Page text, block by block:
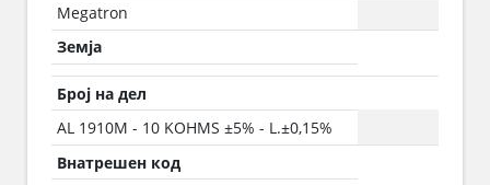
Megatron
Земја
Број на дел
AL 1910M - 10 KOHMS ±5% - L.±0,15%
Внатрешен код